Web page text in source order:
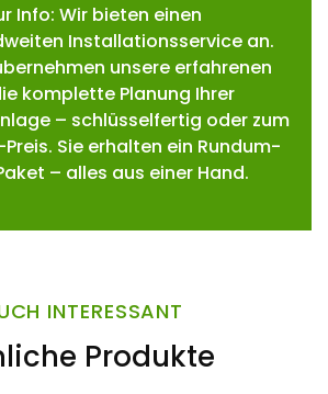
Info: Wir bieten einen
Installationsservice an.
unsere erfahrenen
komplette Planung Ihrer
– schlüsselfertig oder zum
Sie erhalten ein Rundum-
– alles aus einer Hand.
INTERESSANT
Produkte